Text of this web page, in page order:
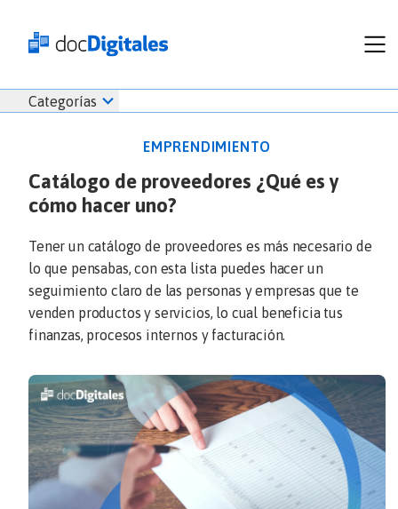
Empresas
Prueba Gratis
Iniciar Sesión
Ventas 686 520 0479
Iniciar
sesión
Línea
docDigitales
Categorías
Inicio
Nómina
Emprendimiento
Noticias
Comunicados
EMPRENDIMIENTO
Catálogo de proveedores ¿Qué es y
cómo hacer uno?
Tener un catálogo de proveedores es más necesario de
lo que pensabas, con esta lista puedes hacer un
seguimiento claro de las personas y empresas que te
venden productos y servicios, lo cual beneficia tus
finanzas, procesos internos y facturación.